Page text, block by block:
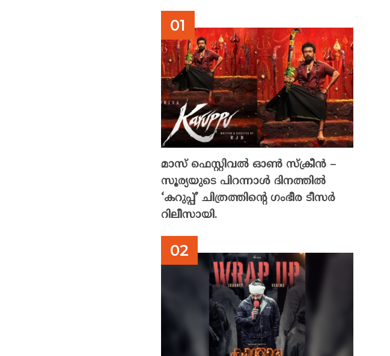
മാസ് ഫെസ്റ്റിവൽ ഓൺ സ്‌ക്രീൻ –
സൂര്യയുടെ പിറന്നാൾ ദിനത്തിൽ
‘കറുപ്പ്’ ചിത്രത്തിന്റെ ഗംഭീര ടീസർ
റിലീസായി.